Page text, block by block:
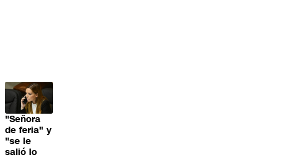
"Señora
de feria" y
"se le
salió lo